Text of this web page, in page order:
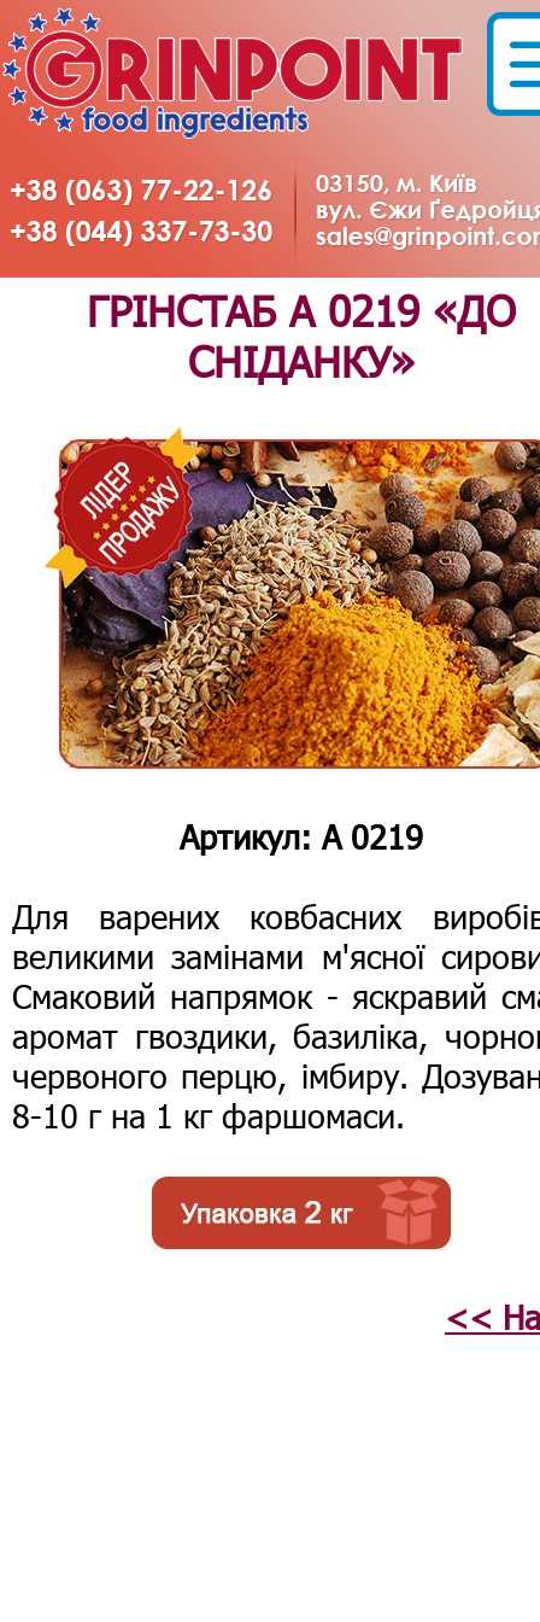
ГРІНСТАБ А 0219 «ДО
СНІДАНКУ»
Артикул: А 0219
Для варених ковбасних
великими замінами м'ясної
Смаковий напрямок - яскравий
аромат гвоздики, базиліка,
червоного перцю, імбиру.
8-10 г на 1 кг фаршомаси.
<<